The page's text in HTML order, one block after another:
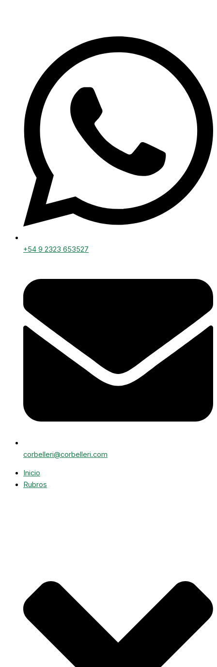
+54 9 2323 653527
corbelleri@corbelleri.com
Inicio
Rubros